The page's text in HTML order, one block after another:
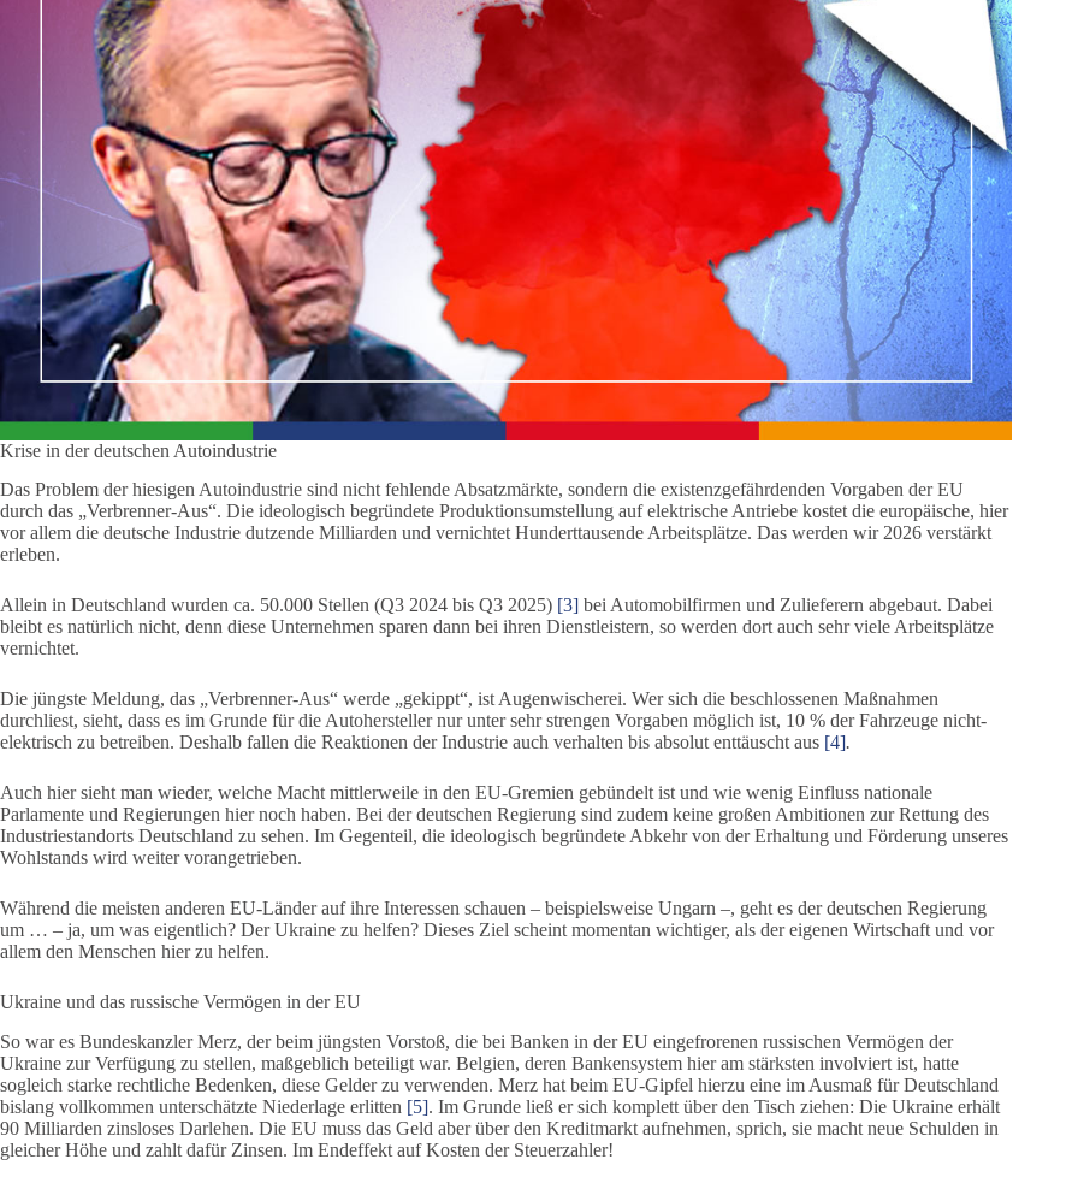
Krise in der deutschen Autoindustrie
Das Problem der hiesigen Autoindustrie sind nicht fehlende Absatzmärkte, sondern die existenzgefährdenden Vorgaben der EU
durch das „Verbrenner-Aus“. Die ideologisch begründete Produktionsumstellung auf elektrische Antriebe kostet die europäische, hier
vor allem die deutsche Industrie dutzende Milliarden und vernichtet Hunderttausende Arbeitsplätze. Das werden wir 2026 verstärkt
erleben.
Allein in Deutschland wurden ca. 50.000 Stellen (Q3 2024 bis Q3 2025) [3] bei Automobilfirmen und Zulieferern abgebaut. Dabei
bleibt es natürlich nicht, denn diese Unternehmen sparen dann bei ihren Dienstleistern, so werden dort auch sehr viele Arbeitsplätze
vernichtet.
Die jüngste Meldung, das „Verbrenner-Aus“ werde „gekippt“, ist Augenwischerei. Wer sich die beschlossenen Maßnahmen
durchliest, sieht, dass es im Grunde für die Autohersteller nur unter sehr strengen Vorgaben möglich ist, 10 % der Fahrzeuge nicht-
elektrisch zu betreiben. Deshalb fallen die Reaktionen der Industrie auch verhalten bis absolut enttäuscht aus [4].
Auch hier sieht man wieder, welche Macht mittlerweile in den EU-Gremien gebündelt ist und wie wenig Einfluss nationale
Parlamente und Regierungen hier noch haben. Bei der deutschen Regierung sind zudem keine großen Ambitionen zur Rettung des
Industriestandorts Deutschland zu sehen. Im Gegenteil, die ideologisch begründete Abkehr von der Erhaltung und Förderung unseres
Wohlstands wird weiter vorangetrieben.
Während die meisten anderen EU-Länder auf ihre Interessen schauen – beispielsweise Ungarn –, geht es der deutschen Regierung
um … – ja, um was eigentlich? Der Ukraine zu helfen? Dieses Ziel scheint momentan wichtiger, als der eigenen Wirtschaft und vor
allem den Menschen hier zu helfen.
Ukraine und das russische Vermögen in der EU
So war es Bundeskanzler Merz, der beim jüngsten Vorstoß, die bei Banken in der EU eingefrorenen russischen Vermögen der
Ukraine zur Verfügung zu stellen, maßgeblich beteiligt war. Belgien, deren Bankensystem hier am stärksten involviert ist, hatte
sogleich starke rechtliche Bedenken, diese Gelder zu verwenden. Merz hat beim EU-Gipfel hierzu eine im Ausmaß für Deutschland
bislang vollkommen unterschätzte Niederlage erlitten [5]. Im Grunde ließ er sich komplett über den Tisch ziehen: Die Ukraine erhält
90 Milliarden zinsloses Darlehen. Die EU muss das Geld aber über den Kreditmarkt aufnehmen, sprich, sie macht neue Schulden in
gleicher Höhe und zahlt dafür Zinsen. Im Endeffekt auf Kosten der Steuerzahler!